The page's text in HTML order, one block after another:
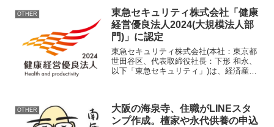
ングノートPC「Raze...
OTHER
東急セキュリティ株式会社「健康
経営優良法人2024(大規模法人部
門)」に認定
東急セキュリティ株式会社(本社：東京都
世田谷区、代表取締役社長：下形 和永、
以下「東急セキュリティ」)は、経済産業
は、地...
OTHER
大阪の海泉寺、住職がLINEスタ
ンプ作成。檀家や永代供養の申込